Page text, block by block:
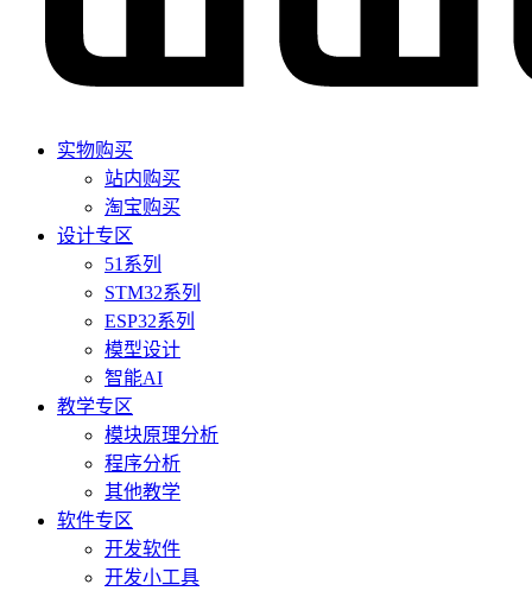
实物购买
站内购买
淘宝购买
设计专区
51系列
STM32系列
ESP32系列
模型设计
智能AI
教学专区
模块原理分析
程序分析
其他教学
软件专区
开发软件
开发小工具